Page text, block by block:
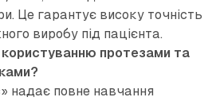
Це гарантує високу точність
виробу під пацієнта.
протезами та
надає повне навчання